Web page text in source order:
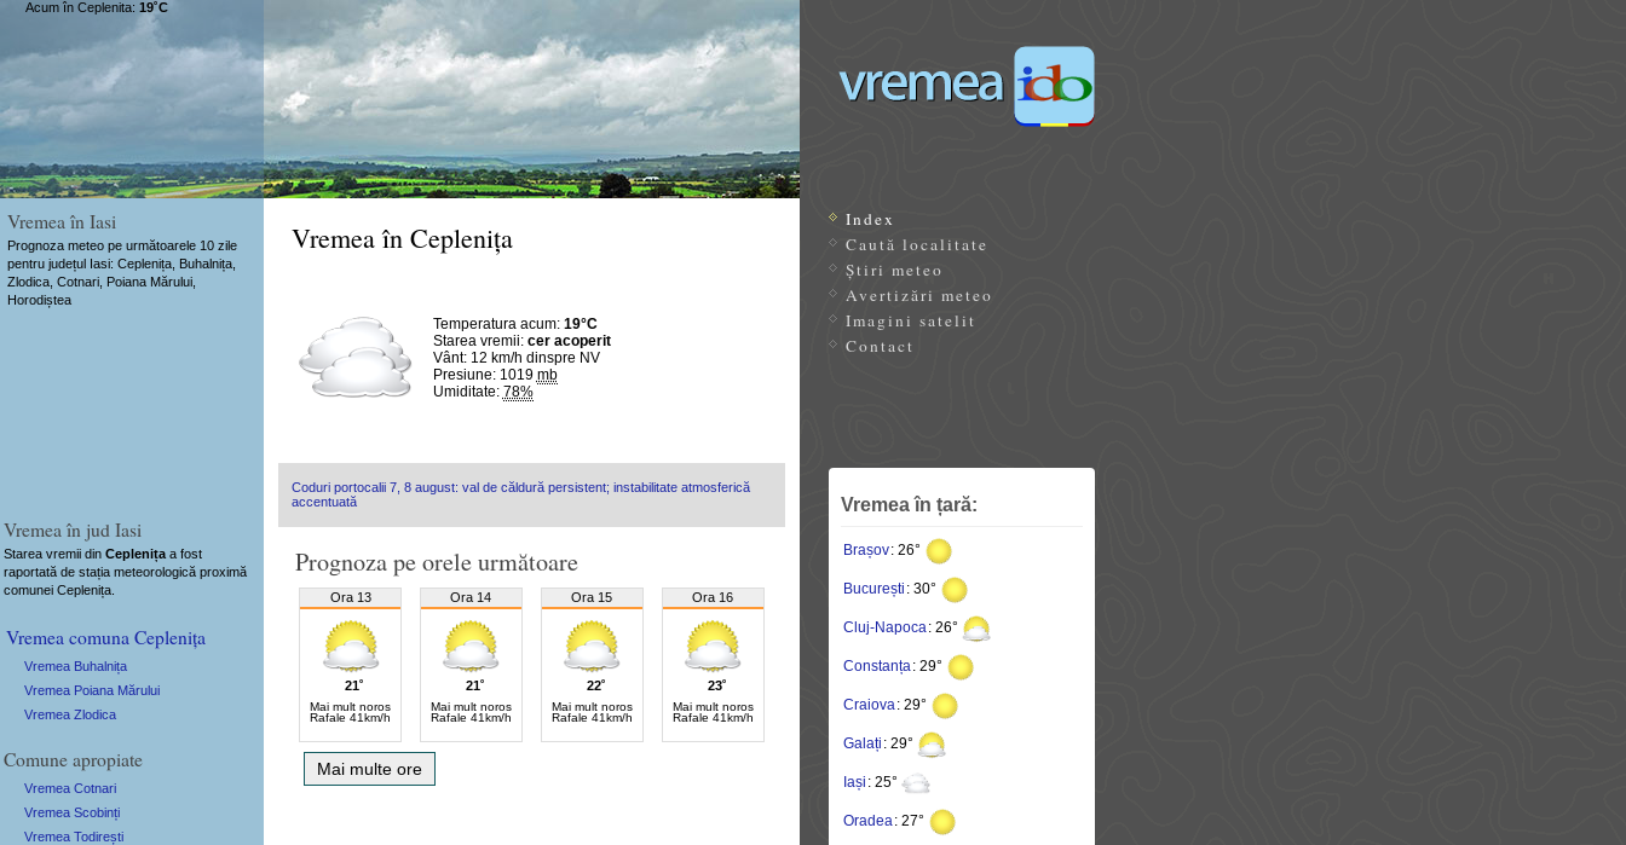
Vremea în Iasi
Prognoza meteo pe următoarele 10 zile
pentru județul Iasi: Ceplenița, Buhalnița,
Zlodica, Cotnari, Poiana Mărului,
Horodiștea
Vremea în Ceplenița
Temperatura acum: 19°C
Starea vremii: cer acoperit
Vânt: 12 km/h dinspre NV
Presiune: 1019 mb
Umiditate: 78%
Acum în Ceplenita: 19˚C
Coduri portocalii 7, 8 august: val de căldură persistent; instabilitate atmosferică
accentuată
Prognoza pe orele următoare
Ora 13
21˚
Mai mult noros
Rafale 41km/h
Ora 14
21˚
Mai mult noros
Rafale 41km/h
Ora 15
22˚
Mai mult noros
Rafale 41km/h
Ora 16
23˚
Mai mult noros
Rafale 41km/h
Mai multe ore
Index
Caută localitate
Știri meteo
Avertizări meteo
Imagini satelit
Contact
Vremea în țară:
Brașov: 26°
București : 30°
Cluj-Napoca: 26°
Constanța: 29°
Craiova: 29°
Galați : 29°
Iași : 25°
Oradea: 27°
Vremea în jud Iasi
Starea vremii dinCeplenița a fost
raportată de stația meteorologică proximă
comunei Ceplenița.
Vremea comuna Ceplenița
Vremea Buhalnița
Vremea Poiana Mărului
Vremea Zlodica
Comune apropiate
Vremea Cotnari
Vremea Scobinți
Vremea Todirești